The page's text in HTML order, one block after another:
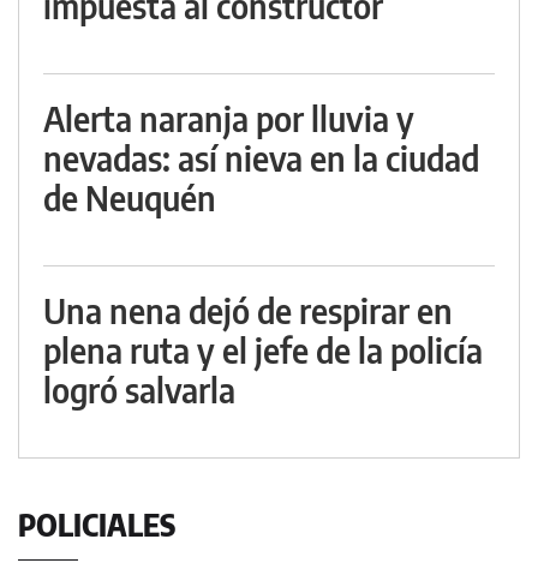
Alerta naranja por lluvia y
nevadas: así nieva en la ciudad
de Neuquén
Una nena dejó de respirar en
plena ruta y el jefe de la policía
logró salvarla
POLICIALES